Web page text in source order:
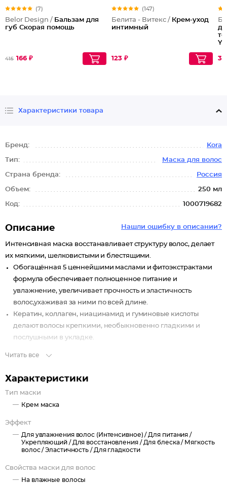
(7)
Belor Design / Бальзам для
губ Скорая помощь
415 166 ₽
(147)
Белита - Витекс / Крем-уход
интимный
123 ₽
Характеристики товара
Бренд: Kora
Тип: Маска для волос
Страна бренда: Россия
Объем: 250 мл
Код: 1000719682
Нашли ошибку в описании?
Описание
Интенсивная маска восстанавливает структуру волос, делает
их мягкими, шелковистыми и блестящими.
Обогащённая 5 ценнейшими маслами и фитоэкстрактами
формула обеспечивает полноценное питание и
увлажнение, увеличивает прочность и эластичность
волос,ухаживая за ними по всей длине.
Кератин, коллаген, ниацинамид и гуминовые кислоты
делают волосы крепкими, необыкновенно гладкими и
послушными в укладке.
Читать все
Характеристики
Тип маски
Крем маска
Эффект
Для увлажнения волос (Интенсивное) / Для питания /
Укрепляющий / Для восстановления / Для блеска / Мягкость
волос /Эластичность / Для гладкости
Свойства маски для волос
На влажные волосы